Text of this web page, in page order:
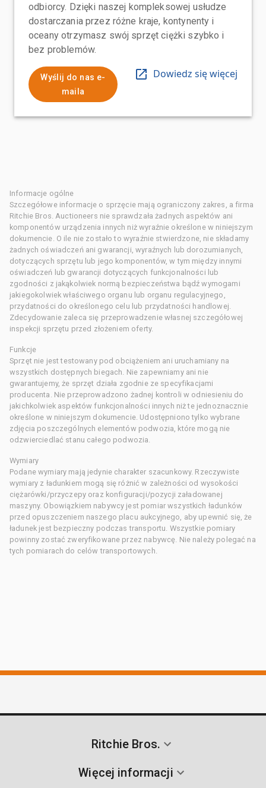
odbiorcy. Dzięki naszej kompleksowej usłudze
dostarczania przez różne kraje, kontynenty i
oceany otrzymasz swój sprzęt ciężki szybko i
bez problemów.
Wyślij do nas e-
maila
Dowiedz się więcej
Informacje ogólne
Szczegółowe informacje o sprzęcie mają ograniczony zakres, a firma
Ritchie Bros. Auctioneers nie sprawdzała żadnych aspektów ani
komponentów urządzenia innych niż wyraźnie określone w niniejszym
dokumencie. O ile nie zostało to wyraźnie stwierdzone, nie składamy
żadnych oświadczeń ani gwarancji, wyraźnych lub dorozumianych,
dotyczących sprzętu lub jego komponentów, w tym między innymi
oświadczeń lub gwarancji dotyczących funkcjonalności lub
zgodności z jakąkolwiek normą bezpieczeństwa bądź wymogami
jakiegokolwiek właściwego organu lub organu regulacyjnego,
przydatności do określonego celu lub przydatności handlowej.
Zdecydowanie zaleca się przeprowadzenie własnej szczegółowej
inspekcji sprzętu przed złożeniem oferty.
Funkcje
Sprzęt nie jest testowany pod obciążeniem ani uruchamiany na
wszystkich dostępnych biegach. Nie zapewniamy ani nie
gwarantujemy, że sprzęt działa zgodnie ze specyfikacjami
producenta. Nie przeprowadzono żadnej kontroli w odniesieniu do
jakichkolwiek aspektów funkcjonalności innych niż te jednoznacznie
określone w niniejszym dokumencie. Udostępniono tylko wybrane
zdjęcia poszczególnych elementów podwozia, które mogą nie
odzwierciedlać stanu całego podwozia.
Wymiary
Podane wymiary mają jedynie charakter szacunkowy. Rzeczywiste
wymiary z ładunkiem mogą się różnić w zależności od wysokości
ciężarówki/przyczepy oraz konfiguracji/pozycji załadowanej
maszyny. Obowiązkiem nabywcy jest pomiar wszystkich ładunków
przed opuszczeniem naszego placu aukcyjnego, aby upewnić się, że
ładunek jest bezpieczny podczas transportu. Wszystkie pomiary
powinny zostać zweryfikowane przez nabywcę. Nie należy polegać na
tych pomiarach do celów transportowych.
Ritchie Bros.
Więcej informacji